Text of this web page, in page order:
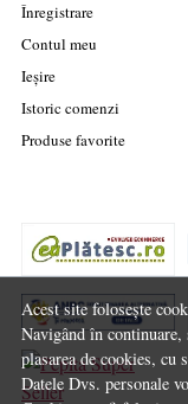
Acest site folosește
Navigând în
plasarea de cookies, cu
Datele Dvs. personale
Înregistrare
Contul meu
Ieșire
Istoric comenzi
Produse favorite